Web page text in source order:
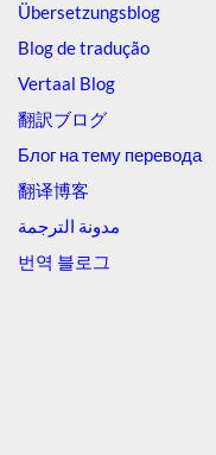
Übersetzungsblog
Blog de tradução
Vertaal Blog
翻訳ブログ
Блог на тему перевода
翻译博客
مدونة الترجمة
번역 블로그